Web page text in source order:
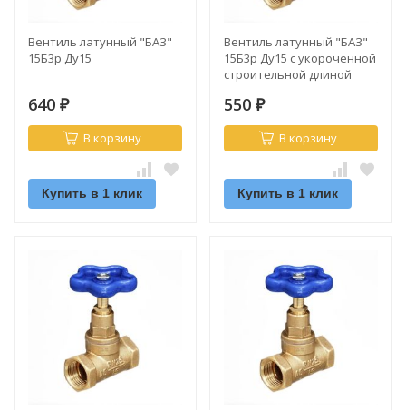
Вентиль латунный "БАЗ"
15Б3р Ду15
640 ₽
В корзину
Купить в 1 клик
Вентиль латунный "БАЗ"
15Б3р Ду15 с укороченной
строительной длиной
550 ₽
В корзину
Купить в 1 клик